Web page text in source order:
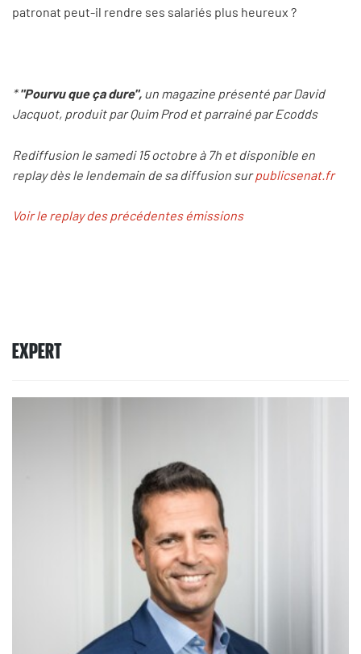
patronat peut-il rendre ses salariés plus heureux ?
*"Pourvu que ça dure", un magazine présenté par David
Jacquot, produit par Quim Prod et parrainé par Ecodds
Rediffusion le samedi 15 octobre à 7h et disponible en
replay dès le lendemain de sa diffusion surpublicsenat.fr
Voir le replay des précédentes émissions
EXPERT